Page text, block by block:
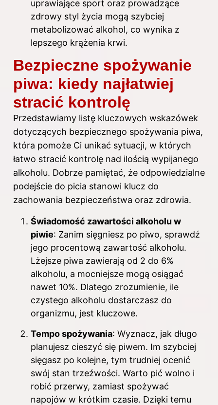
uprawiające sport oraz prowadzące
zdrowy styl życia mogą szybciej
metabolizować alkohol, co wynika z
lepszego krążenia krwi.
Bezpieczne spożywanie
piwa: kiedy najłatwiej
stracić kontrolę
Przedstawiamy listę kluczowych wskazówek
dotyczących bezpiecznego spożywania piwa,
która pomoże Ci unikać sytuacji, w których
łatwo stracić kontrolę nad ilością wypijanego
alkoholu. Dobrze pamiętać, że odpowiedzialne
podejście do picia stanowi klucz do
zachowania bezpieczeństwa oraz zdrowia.
Świadomość zawartości alkoholu w
piwie: Zanim sięgniesz po piwo, sprawdź
jego procentową zawartość alkoholu.
Lżejsze piwa zawierają od 2 do 6%
alkoholu, a mocniejsze mogą osiągać
nawet 10%. Dlatego zrozumienie, ile
czystego alkoholu dostarczasz do
organizmu, jest kluczowe.
Tempo spożywania: Wyznacz, jak długo
planujesz cieszyć się piwem. Im szybciej
sięgasz po kolejne, tym trudniej ocenić
swój stan trzeźwości. Warto pić wolno i
robić przerwy, zamiast spożywać
napojów w krótkim czasie. Dzięki temu